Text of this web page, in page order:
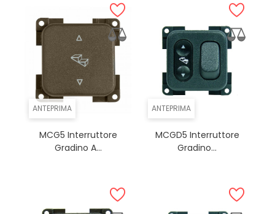
ANTEPRIMA
MCG5 Interruttore
Gradino A...
ANTEPRIMA
MCGD5 Interruttore
Gradino...